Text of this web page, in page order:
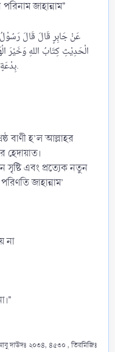
জাহান্নাম"
عَنْ جَابِرٍ قَالَ قَالَ رَسُوْلُ
الْحَدِيْثِ كِتَابُ اللهِ وَخَيْرَ
بِدْعَةٍ ضَلاَلَةٌ. وَفِيْ نَسَائِي (وَكُلُّ ضَلاَلَةٍ فِى النَّارِ).
বাণী হ’ল আল্লাহর
হেদায়াত।
সৃষ্টি এবং প্রত্যেক নতুন
জাহান্নাম’
না
দাউদঃ ২০৩৪, ৪৫৩০ , তিরমিজিঃ